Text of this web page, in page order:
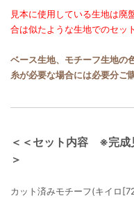
見本に使用している生地は廃
合は似たような生地でのセッ
ベース生地、モチーフ生地の
糸が必要な場合には必要分ご
＜＜セット内容 ※完成
＞
カット済みモチーフ(キイロ